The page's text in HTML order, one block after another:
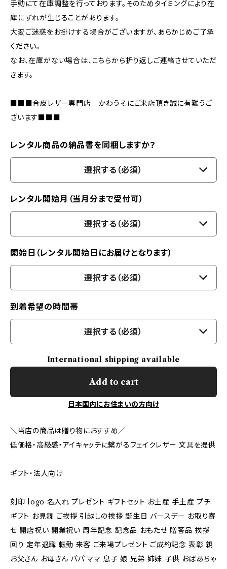
手動にて在庫調整を行っております。そのためタイミングにより在
庫にずれが生じることがあります。
大変ご迷惑をお掛けする場合がございますが、あらかじめご了承
ください。
なお、在庫がない場合は、こちらから折り返しご連絡させていただ
きます。
■■■合皮レザー専門店 かわうそにご来店頂き誠に有難うご
ざいます■■■
レンタル商品の納品書を同梱しますか？
選択する（必須）
レンタル開始月（当月分まで受付可）
選択する（必須）
開始日（レンタル開始日にお届けとなります）
選択する（必須）
到着希望の時間帯
選択する（必須）
International shipping available
Add to cart
日本国内にお住まいの方向け
＼当店の商品は贈り物におすすめ／
低価格・高級感・アイキャッチに繋がるフェイクレザー 文具を提供
ギフト・法人向け
刻印 logo 名入れ プレゼント ギフトセット お土産 手土産 プチ
ギフト お見舞 ご挨拶 引越しの挨拶 誕生日 バースデー お取り寄
せ 開店祝い 開業祝い 周年記念 記念品 おもたせ 贈答品 挨拶
回り 定年退職 転勤 来客 ご来場プレゼント ご成約記念 表彰 親
お父さん お母さん パパ ママ 息子 娘 兄弟 姉妹 子供 おばあちゃ